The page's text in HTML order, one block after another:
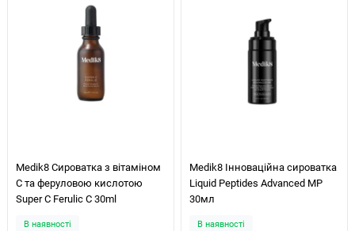
Medik8 Сироватка з вітаміном
С та феруловою кислотою
Super C Ferulic С 30ml
В наявності
Medik8 Інноваційна сироватка
Liquid Peptides Advanced MP
30мл
В наявності